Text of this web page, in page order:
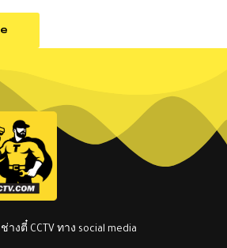
งตี๋ CCTV ทาง social media